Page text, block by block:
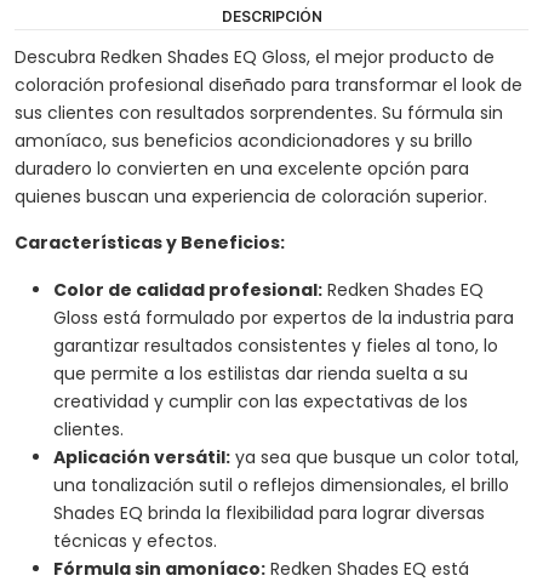
DESCRIPCIÓN
Descubra Redken Shades EQ Gloss, el mejor producto de
coloración profesional diseñado para transformar el look de
sus clientes con resultados sorprendentes. Su fórmula sin
amoníaco, sus beneficios acondicionadores y su brillo
duradero lo convierten en una excelente opción para
quienes buscan una experiencia de coloración superior.
Características y Beneficios:
Color de calidad profesional:Redken Shades EQ
Gloss está formulado por expertos de la industria para
garantizar resultados consistentes y fieles al tono, lo
que permite a los estilistas dar rienda suelta a su
creatividad y cumplir con las expectativas de los
clientes.
Aplicación versátil:ya sea que busque un color total,
una tonalización sutil o reflejos dimensionales, el brillo
Shades EQ brinda la flexibilidad para lograr diversas
técnicas y efectos.
Fórmula sin amoníaco:Redken Shades EQ está